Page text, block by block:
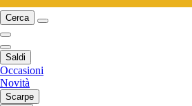
Cerca
Saldi
Occasioni
Novità
Scarpe